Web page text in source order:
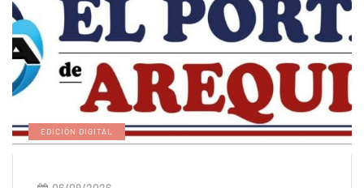
EDICIÓN DIGITAL